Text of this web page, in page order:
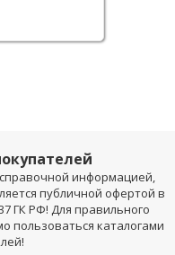
справочной информацией,
публичной офертой в
ГК РФ! Для правильного
пользоваться каталогами